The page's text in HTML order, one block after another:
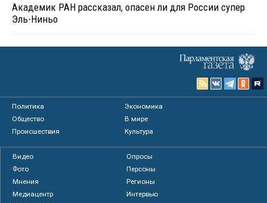
Академик РАН рассказал, опасен ли для России супер
Эль-Ниньо
Политика
Экономика
Общество
В мире
Происшествия
Культура
Видео
Опросы
Фото
Персоны
Мнения
Регионы
Медиацентр
Интервью